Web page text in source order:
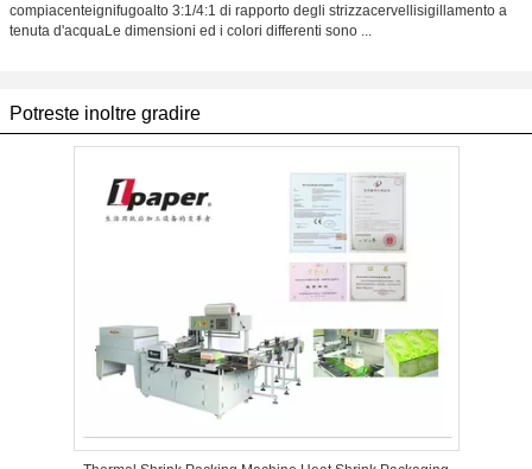
compiacenteignifugoalto 3:1/4:1 di rapporto degli strizzacervellisigillamento a
tenuta d'acquaLe dimensioni ed i colori differenti sono ...
Potreste inoltre gradire